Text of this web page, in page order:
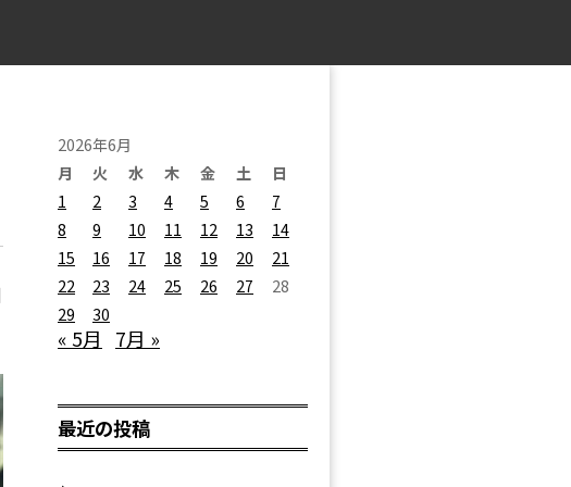
2026年6月
月
火 水 木 金 土
日
1
2 3 4 5 6
7
8
9 10 11 12 13
14
15
16 17 18 19 20
21
22
23 24 25 26 27
28
29
30
« 5月 7月 »
最近の投稿